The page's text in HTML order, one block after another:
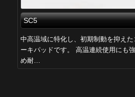
SC5
中高温域に特化し、初期制動を抑え
ーキパッドです。 高温連続使用にも
め耐…